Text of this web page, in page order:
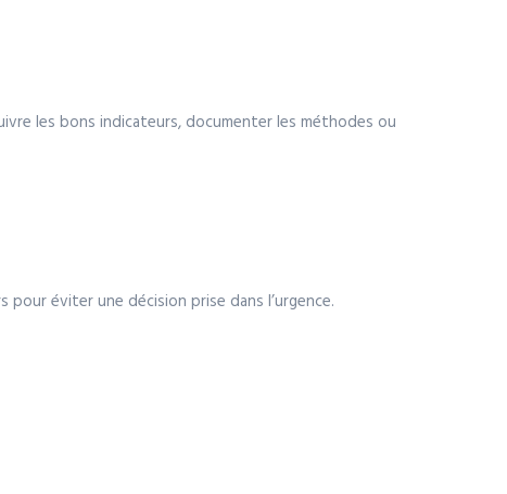
les bons indicateurs, documenter les méthodes ou
éviter une décision prise dans l’urgence.